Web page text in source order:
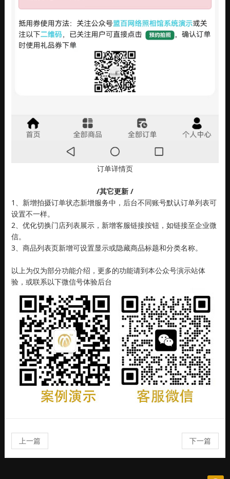
订单详情页
/其它更新 /
1、新增拍摄订单状态新增服务中，后台不同账号默认订单列表可
设置不一样。
2、优化切换门店列表展示，新增客服链接按钮，如链接至企业微
信。
3、商品列表页新增可设置显示或隐藏商品标题和分类名称。
以上为仅为部分功能介绍，更多的功能请到本公众号演示站体
验，或联系以下微信号体验后台
上一篇 下一篇